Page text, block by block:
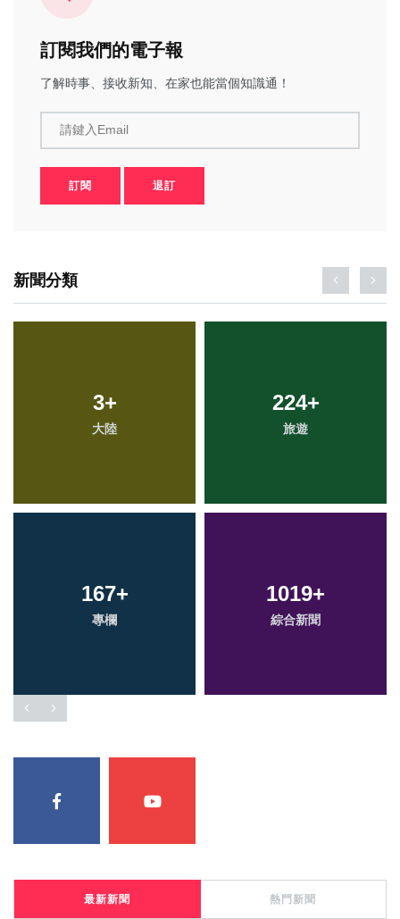
訂閱我們的電子報
了解時事、接收新知、在家也能當個知識通！
請鍵入Email
訂閱 退訂
新聞分類
3+
大陸
224+
旅遊
167+
專欄
1019+
綜合新聞
最新新聞 熱門新聞